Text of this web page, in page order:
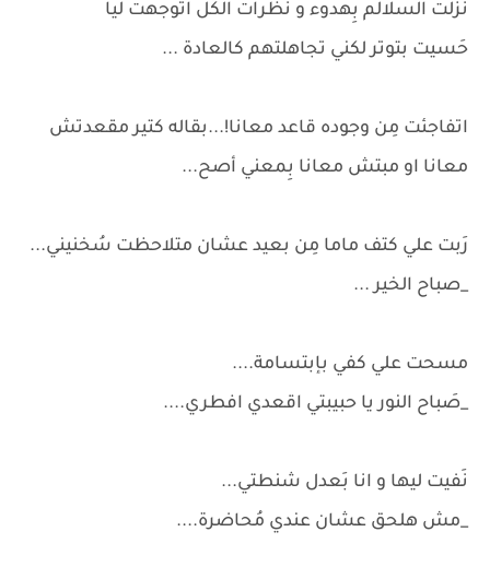
نَزلت السلالم بِهدوء و نظرات الكُل اتوجهت ليا
حَسيت بتوتر لكني تجاهلتهم كالعادة ...
اتفاجئت مِن وجوده قاعد معانا!...بقاله كتير مقعدتش
معانا او مبتش معانا بِمعني أصح...
رَبت علي كتف ماما مِن بعيد عشان متلاحظت سُخنيني...
_صباح الخير ...
مسحت علي كفي بإبتسامة....
_صَباح النور يا حبيبتي اقعدي افطري....
نَفيت ليها و انا بَعدل شنطتي...
_مش هلحق عشان عندي مُحاضرة....